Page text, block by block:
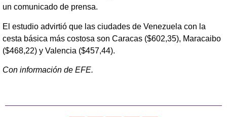
un comunicado de prensa.
El estudio advirtió que las ciudades de Venezuela con la
cesta básica más costosa son Caracas ($602,35), Maracaibo
($468,22) y Valencia ($457,44).
Con información de EFE.